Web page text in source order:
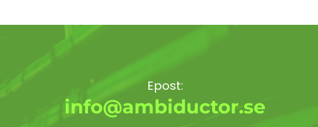
Epost:
info@ambiductor.se